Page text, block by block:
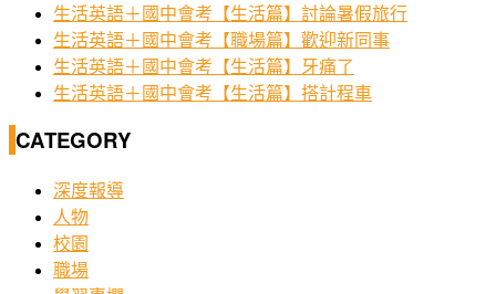
生活英語＋國中會考【生活篇】討論暑假旅行
生活英語＋國中會考【職場篇】歡迎新同事
生活英語＋國中會考【生活篇】牙痛了
生活英語＋國中會考【生活篇】搭計程車
CATEGORY
深度報導
人物
校園
職場